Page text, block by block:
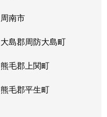
周南市
大島郡周防大島町
熊毛郡上関町
熊毛郡平生町